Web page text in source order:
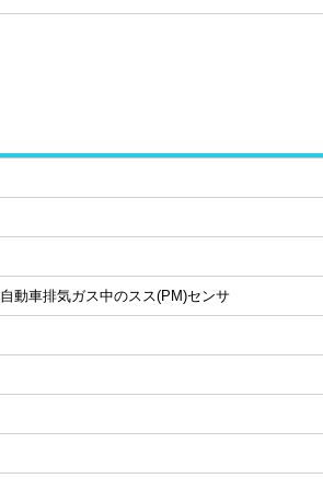
動車排気ガス中のスス(PM)センサ